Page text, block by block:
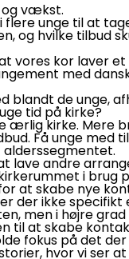
vækst.
flere unge til at
og hvilke tilbud
vores kor laver et
med
de unge,
tid på kirke?
ærlig kirke. Mere
Få unge med
lave andre
i brug
at skabe nye
der ikke specifikt
men i højre
til at skabe
fokus på det
hvor vi ser